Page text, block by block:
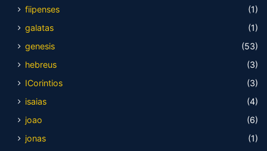
fiipenses
(1)
galatas
(1)
genesis
(53)
hebreus
(3)
ICorintios
(3)
isaias
(4)
joao
(6)
jonas
(1)